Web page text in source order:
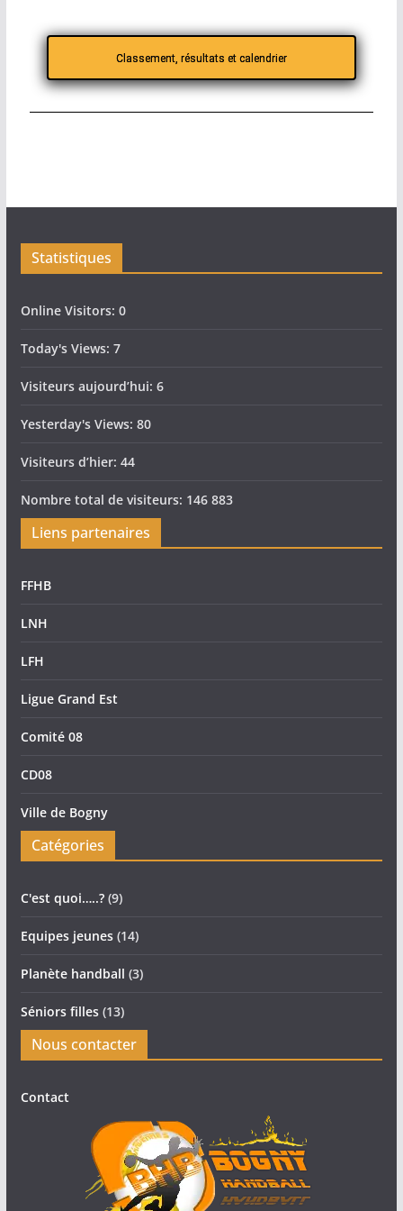
Classement, résultats et calendrier
Statistiques
Online Visitors: 0
Today's Views: 7
Visiteurs aujourd’hui: 6
Yesterday's Views: 80
Visiteurs d’hier: 44
Nombre total de visiteurs: 146 883
Liens partenaires
FFHB
LNH
LFH
Ligue Grand Est
Comité 08
CD08
Ville de Bogny
Catégories
C'est quoi…..?(9)
Equipes jeunes(14)
Planète handball (3)
Séniors filles(13)
Nous contacter
Contact